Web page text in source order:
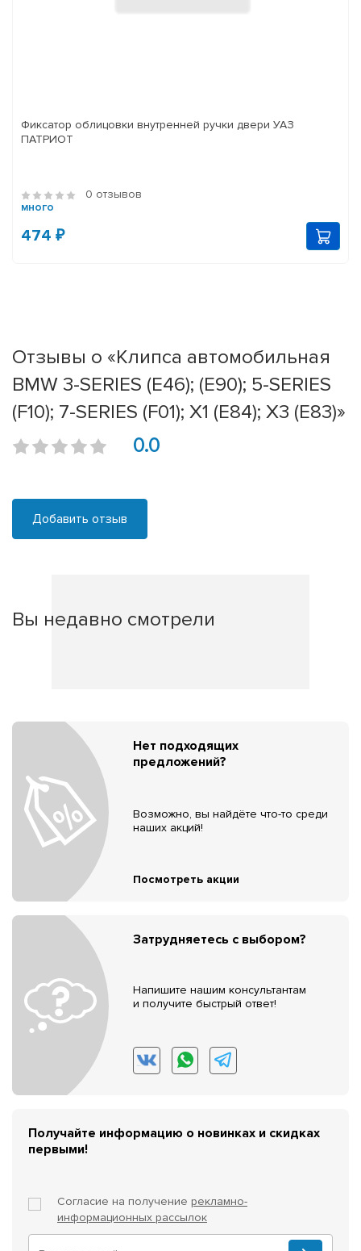
Фиксатор облицовки внутренней ручки двери УАЗ
ПАТРИОТ
0 отзывов
много
474 ₽
Отзывы о «Клипса автомобильная
BMW 3-SERIES (E46); (E90); 5-SERIES
(F10); 7-SERIES (F01); X1 (E84); X3 (E83)»
0.0
Добавить отзыв
Вы недавно смотрели
Нет подходящих
предложений?
Возможно, вы найдёте что-то среди
наших акций!
Посмотреть акции
Затрудняетесь с выбором?
Напишите нашим консультантам
и получите быстрый ответ!
Получайте информацию о новинках и скидках
первыми!
Согласие на получение рекламно-
информационных рассылок